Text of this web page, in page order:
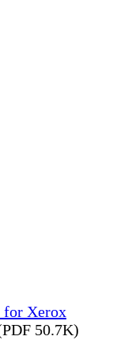
for Xerox
50.7K)